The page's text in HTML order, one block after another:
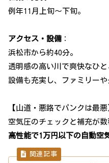
例年11月上旬〜下旬。
アクセス・設備 ：
浜松市から約40分。
透明感の高い川で爽快なひと
設備も充実し、ファミリーや
【山道・悪路でパンクは最悪
空気圧のチェックと補充が数
高性能で1万円以下の自動空